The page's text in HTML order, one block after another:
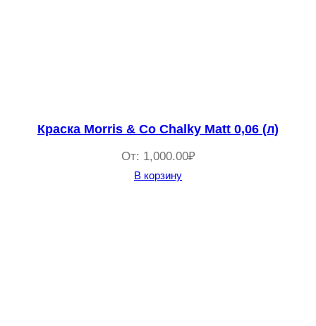
Краска Morris & Co Chalky Matt 0,06 (л)
От: 1,000.00₽
В корзину